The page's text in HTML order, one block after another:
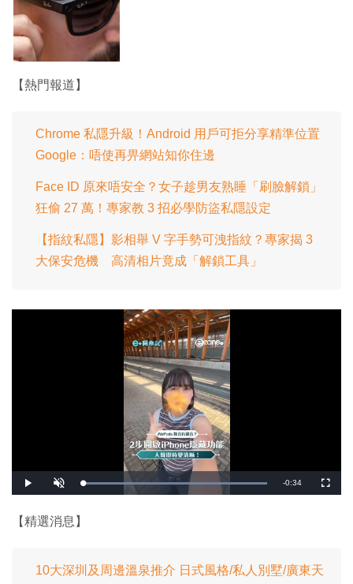
【熱門報道】
Chrome 私隱升級！Android 用戶可拒分享精準位置
Google：唔使再畀網站知你住邊
Face ID 原來唔安全？女子趁男友熟睡「刷臉解鎖」
狂偷 27 萬！專家教 3 招必學防盜私隱設定
【指紋私隱】影相舉 V 字手勢可洩指紋？專家揭 3
大保安危機 高清相片竟成「解鎖工具」
播
放
開
啟
載
入
%
剩
-0:34
全
螢
【精選消息】
10大深圳及周邊溫泉推介 日式風格/私人別墅/廣東天